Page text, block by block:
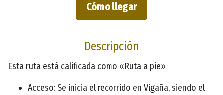
Cómo llegar
Descripción
Esta ruta está calificada como «Ruta a pie»
Acceso: Se inicia el recorrido en Vigaña, siendo el